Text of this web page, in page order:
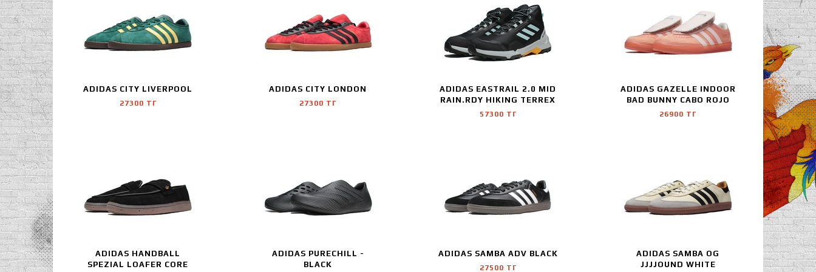
Timberland
Undefeated
Under Armor
Under Armour
ADIDAS CITY LIVERPOOL
27300 ТГ
ADIDAS CITY LONDON
27300 ТГ
ADIDAS EASTRAIL 2.0 MID
RAIN.RDY HIKING TERREX
57300 ТГ
ADIDAS GAZELLE INDOOR
BAD BUNNY CABO ROJO
26900 ТГ
ADIDAS HANDBALL
SPEZIAL LOAFER CORE
ADIDAS PURECHILL -
BLACK
ADIDAS SAMBA ADV BLACK
27500 ТГ
ADIDAS SAMBA OG
JJJJOUND WHITE